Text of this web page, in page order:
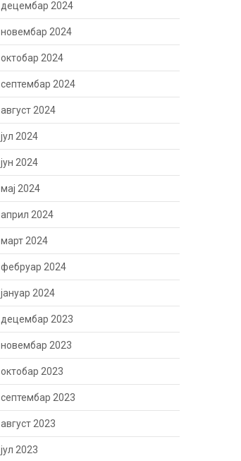
децембар 2024
новембар 2024
октобар 2024
септембар 2024
август 2024
јул 2024
јун 2024
мај 2024
април 2024
март 2024
фебруар 2024
јануар 2024
децембар 2023
новембар 2023
октобар 2023
септембар 2023
август 2023
јул 2023